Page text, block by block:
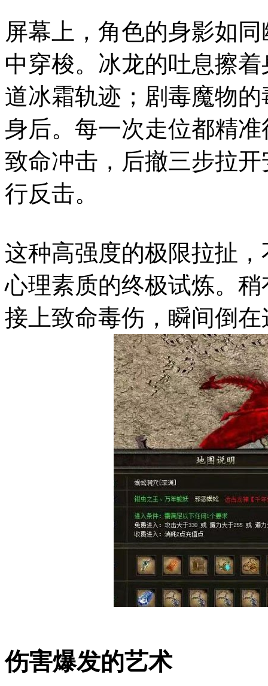
屏幕上，角色的身影如
中穿梭。冰龙的吐息擦
道冰霜轨迹；剧毒魔物
身后。每一次走位都精
致命冲击，后撤三步拉
行反击。
这种高强度的极限拉扯
心理素质的终极试炼。
接上致命毒伤，瞬间倒
伤害爆发的艺术